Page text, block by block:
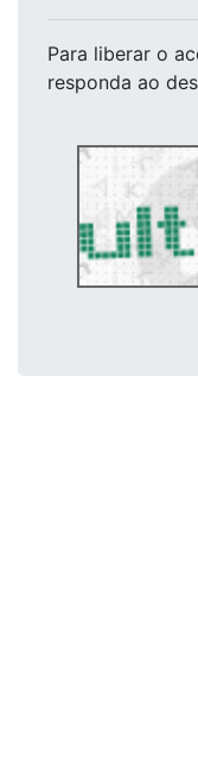
Para liberar o
responda ao